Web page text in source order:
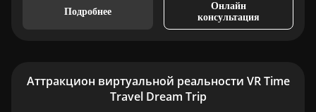
Подробнее
Онлайн
консультация
Аттракцион виртуальной реальности VR Time
Travel Dream Trip